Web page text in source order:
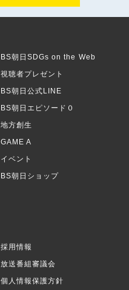
BS朝日SDGs on the Web
視聴者プレゼント
BS朝日公式LINE
BS朝日エピソード０
地方創生
GAME A
イベント
BS朝日ショップ
採用情報
放送番組審議会
個人情報保護方針